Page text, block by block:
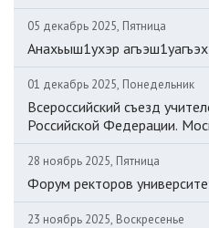
05 декабрь 2025, Пятница
Анахьыш1ухэр агъэш1уагъэх
01 декабрь 2025, Понедельник
Всероссийский съезд
Российской Федерации.
28 ноябрь 2025, Пятница
Форум ректоров
23 ноябрь 2025, Воскресенье